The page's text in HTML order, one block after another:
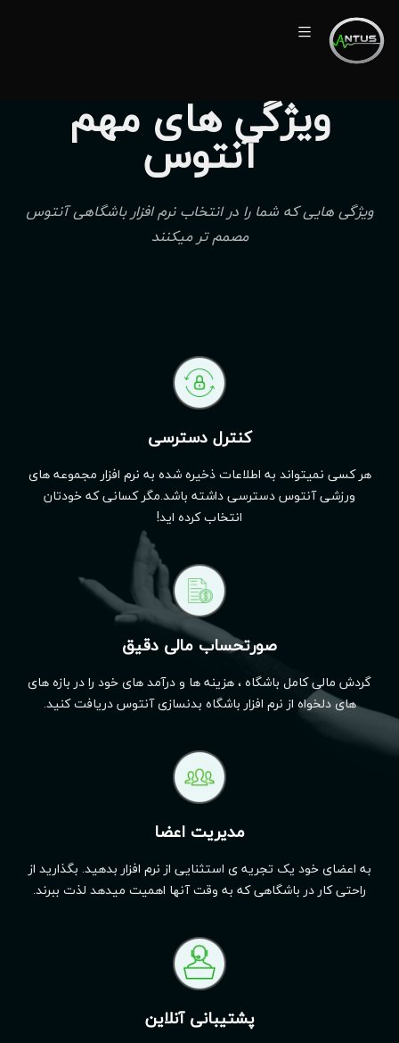
ویژگی های مهم
آنتوس
ویژگی هایی که شما را در انتخاب نرم افزار باشگاهی آنتوس
مصمم تر میکنند
کنترل دسترسی
هر کسی نمیتواند به اطلاعات ذخیره شده به نرم افزار مجموعه های
ورزشی آنتوس دسترسی داشته باشد.مگر کسانی که خودتان
انتخاب کرده اید!
صورتحساب مالی دقیق
گردش مالی کامل باشگاه ، هزینه ها و درآمد های خود را در بازه های
های دلخواه از نرم افزار باشگاه بدنسازی آنتوس دریافت کنید.
مدیریت اعضا
به اعضای خود یک تجریه ی استثنایی از نرم افزار بدهید. بگذارید از
راحتی کار در باشگاهی که به وقت آنها اهمیت میدهد لذت ببرند.
پشتیبانی آنلاین